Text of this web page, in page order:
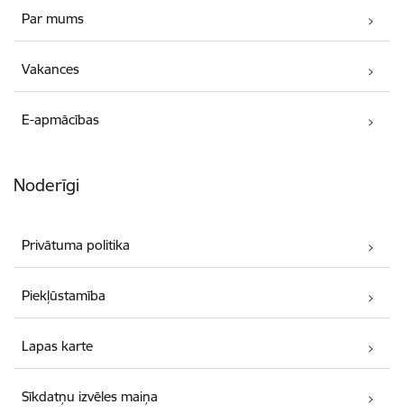
Par mums
Vakances
E-apmācības
Noderīgi
Privātuma politika
Piekļūstamība
Lapas karte
Sīkdatņu izvēles maiņa